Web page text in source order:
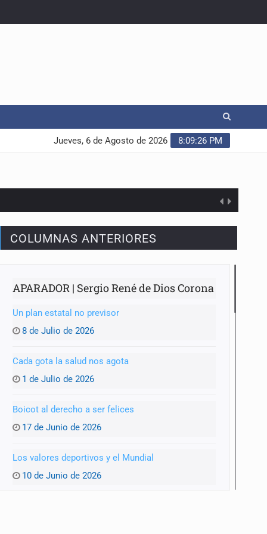
8:09:27 PM
Jueves, 6 de Agosto de 2026
COLUMNAS ANTERIORES
APARADOR | Sergio René de Dios Corona
Un plan estatal no previsor
8 de Julio de 2026
Cada gota la salud nos agota
1 de Julio de 2026
Boicot al derecho a ser felices
17 de Junio de 2026
Los valores deportivos y el Mundial
10 de Junio de 2026